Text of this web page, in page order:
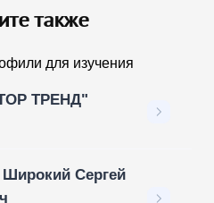
также
для изучения
ТРЕНД"
Сергей